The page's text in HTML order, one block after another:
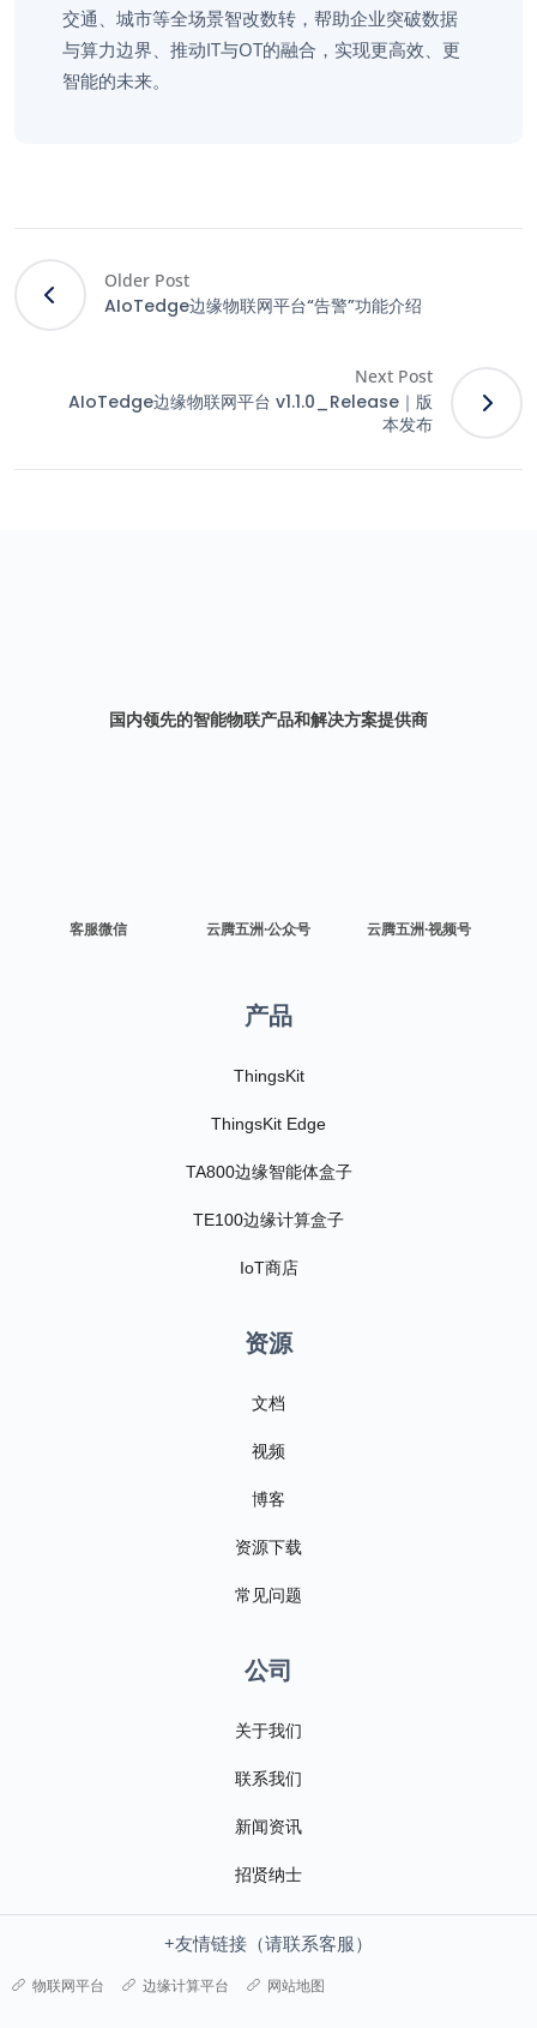
交通、城市等全场景智改数转，帮助企业突破数据
与算力边界、推动IT与OT的融合，实现更高效、更
智能的未来。
Older Post
AIoTedge边缘物联网平台“告警”功能介绍
Next Post
AIoTedge边缘物联网平台 v1.1.0_Release｜版
本发布
国内领先的智能物联产品和解决方案提供商
客服微信 云腾五洲·公众号 云腾五洲·视频号
产品
ThingsKit
ThingsKit Edge
TA800边缘智能体盒子
TE100边缘计算盒子
IoT商店
资源
文档
视频
博客
资源下载
常见问题
公司
关于我们
联系我们
新闻资讯
招贤纳士
+友情链接（请联系客服）
物联网平台 边缘计算平台 网站地图